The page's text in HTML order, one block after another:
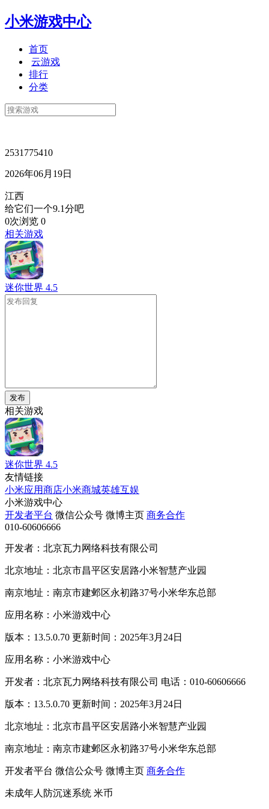
小米游戏中心
首页
云游戏
排行
分类
2531775410
2026年06月19日
江西
给它们一个9.1分吧
0次浏览 0
相关游戏
迷你世界 4.5
发布
相关游戏
迷你世界 4.5
友情链接
小米应用商店小米商城英雄互娱
小米游戏中心
开发者平台 微信公众号 微博主页 商务合作
010-60606666
开发者：北京瓦力网络科技有限公司
北京地址：北京市昌平区安居路小米智慧产业园
南京地址：南京市建邺区永初路37号小米华东总部
应用名称：小米游戏中心
版本：13.5.0.70 更新时间：2025年3月24日
应用名称：小米游戏中心
开发者：北京瓦力网络科技有限公司 电话：010-60606666
版本：13.5.0.70 更新时间：2025年3月24日
北京地址：北京市昌平区安居路小米智慧产业园
南京地址：南京市建邺区永初路37号小米华东总部
开发者平台 微信公众号 微博主页 商务合作
未成年人防沉迷系统 米币